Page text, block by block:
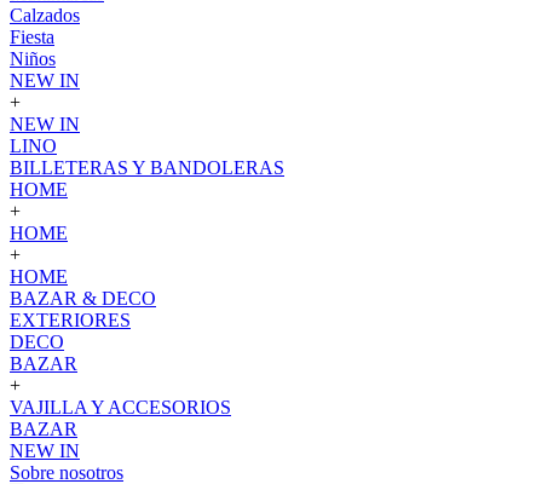
Calzados
Fiesta
Niños
NEW IN
+
NEW IN
LINO
BILLETERAS Y BANDOLERAS
HOME
+
HOME
+
HOME
BAZAR & DECO
EXTERIORES
DECO
BAZAR
+
VAJILLA Y ACCESORIOS
BAZAR
NEW IN
Sobre nosotros